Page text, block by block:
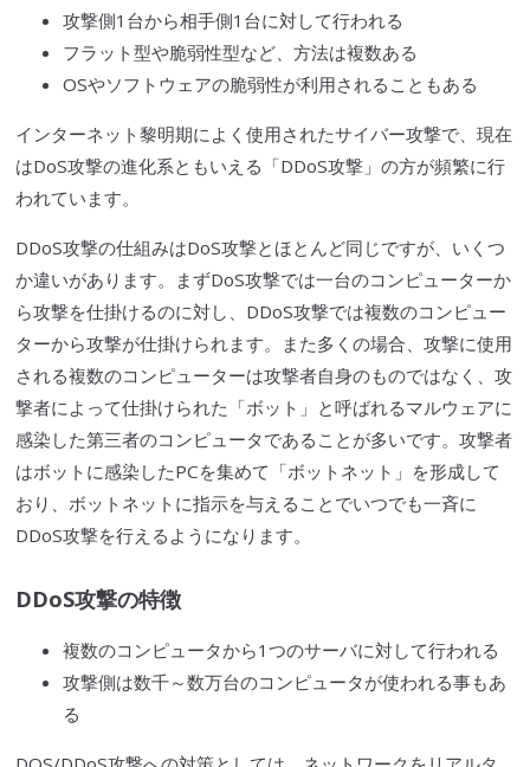
攻撃側1台から相手側1台に対して行われる
フラット型や脆弱性型など、方法は複数ある
OSやソフトウェアの脆弱性が利用されることもある
インターネット黎明期によく使用されたサイバー攻撃で、現在
はDoS攻撃の進化系ともいえる「DDoS攻撃 」の方が頻繁に行
われています。
DDoS攻撃の仕組みはDoS攻撃とほとんど同じですが、いくつ
か違いがあります。まずDoS攻撃では一台のコンピューターか
ら攻撃を仕掛けるのに対し、 DDoS攻撃では複数のコンピュー
ターから攻撃が仕掛けられます。また多くの場合、攻撃に使用
される複数のコンピューターは攻撃者自身のものではなく、攻
撃者によって仕掛けられた「ボット」と呼ばれるマルウェアに
感染した第三者のコンピュータであることが多いです。攻撃者
はボットに感染したPCを集めて「ボットネット 」を形成して
おり、 ボットネット に指示を与えることでいつでも一斉に
DDoS攻撃を行えるようになります。
DDoS攻撃の特徴
複数のコンピュータから1つのサーバに対して行われる
攻撃側は数千～数万台のコンピュータが使われる事もあ
る